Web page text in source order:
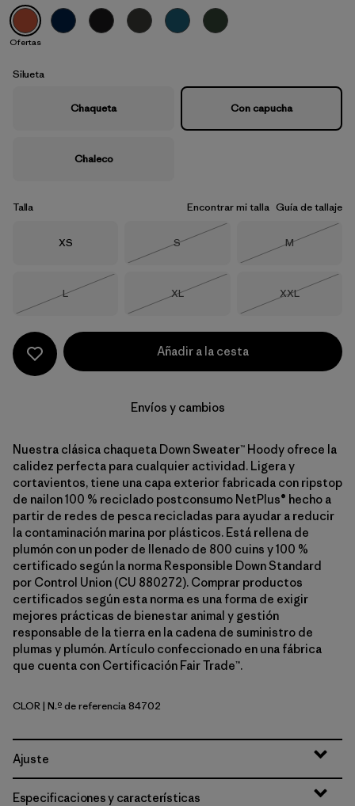
Coal Orange
Ofertas
Silueta
Chaqueta Con capucha
Chaleco
Talla Encontrar mi talla Guía de tallaje
Talla
XS Talla
S
Talla
M
Talla
L
Talla
XL
Talla
XXL
Añadir a la cesta
Envíos y cambios
Nuestra clásica chaqueta Down Sweater™ Hoody ofrece la
calidez perfecta para cualquier actividad. Ligera y
cortavientos, tiene una capa exterior fabricada con ripstop
de nailon 100 % reciclado postconsumo NetPlus® hecho a
partir de redes de pesca recicladas para ayudar a reducir
la contaminación marina por plásticos. Está rellena de
plumón con un poder de llenado de 800 cuins y 100 %
certificado según la norma Responsible Down Standard
por Control Union (CU 880272). Comprar productos
certificados según esta norma es una forma de exigir
mejores prácticas de bienestar animal y gestión
responsable de la tierra en la cadena de suministro de
plumas y plumón. Artículo confeccionado en una fábrica
que cuenta con Certificación Fair Trade™.
Coal Orange
CLOR| N.º de referencia 84702
Ajuste
Especificaciones y características